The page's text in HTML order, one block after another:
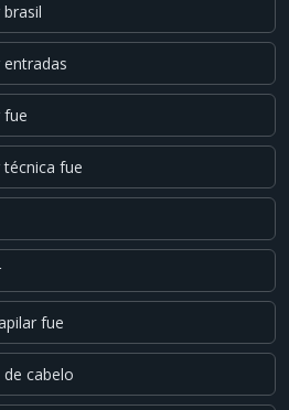
fue
fue
fue
cabelo